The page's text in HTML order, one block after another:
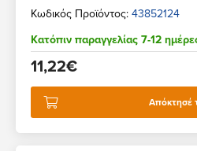
Κωδικός Προϊόντος: 43852124
Κατόπιν παραγγελίας 7-12
11,22€
Απόκτησέ